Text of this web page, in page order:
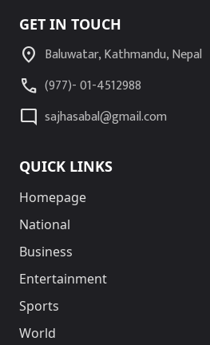
GET IN TOUCH
location_on Baluwatar, Kathmandu, Nepal
call (977)- 01-4512988
mode_comment sajhasabal@gmail.com
QUICK LINKS
Homepage
National
Business
Entertainment
Sports
World